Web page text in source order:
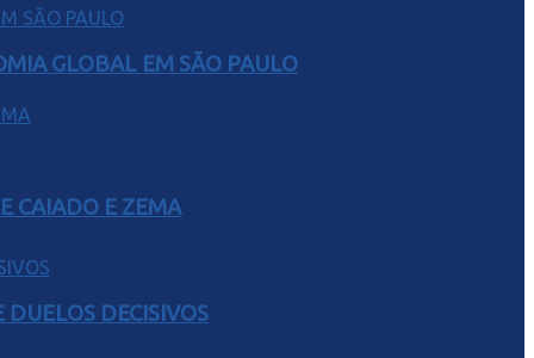
CAIADO E ZEMA
GLOBAL EM SÃO PAULO
DECISIVOS